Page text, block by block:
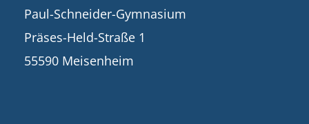
Paul-Schneider-Gymnasium
Präses-Held-Straße 1
55590 Meisenheim